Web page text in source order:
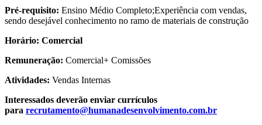
Pré-requisito: Ensino Médio Completo;Experiência com vendas,
sendo desejável conhecimento no ramo de materiais de construção
Horário: Comercial
Remuneração: Comercial+ Comissões
Atividades: Vendas Internas
Interessados deverão enviar currículos
para recrutamento@humanadesenvolvimento.com.br